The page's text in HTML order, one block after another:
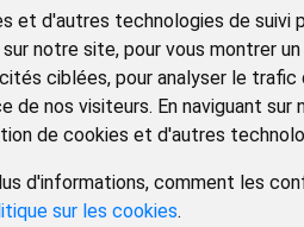
et d'autres technologies de suivi
notre site, pour vous montrer
ciblées, pour analyser le
de nos visiteurs. En naviguant sur
de cookies et d'autres
d'informations, comment les
sur les cookies.
POLÍTICA DE PRIVACIDAD